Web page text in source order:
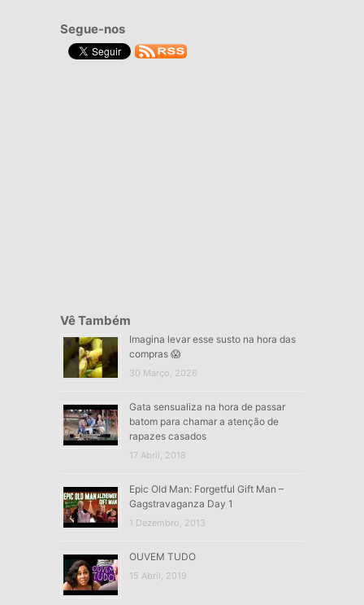
Segue-nos
Vê Também
Imagina levar esse susto na hora das
compras 😱
30 Março, 2026
Gata sensualiza na hora de passar
batom para chamar a atenção de
rapazes casados
17 Abril, 2018
Epic Old Man: Forgetful Gift Man –
Gagstravaganza Day 1
1 Dezembro, 2013
OUVEM TUDO
15 Abril, 2019